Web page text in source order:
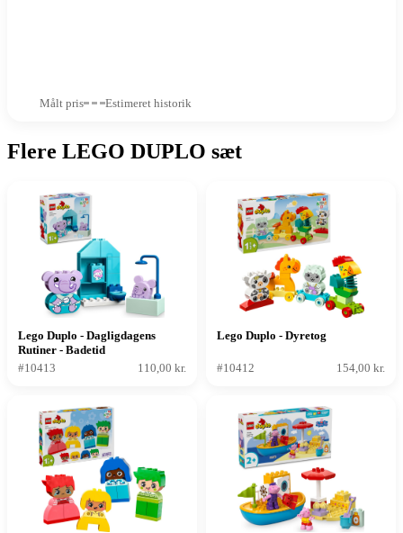
Målt pris Estimeret historik
Flere LEGO DUPLO sæt
Lego Duplo - Dagligdagens
Rutiner - Badetid
#10413
110,00 kr.
Lego Duplo - Dyretog
#10412 154,00 kr.